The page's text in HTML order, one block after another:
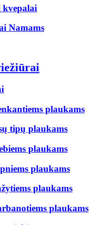
kvepalai
Namams
plaukams
tipų plaukams
plaukams
plaukams
plaukams
plaukams